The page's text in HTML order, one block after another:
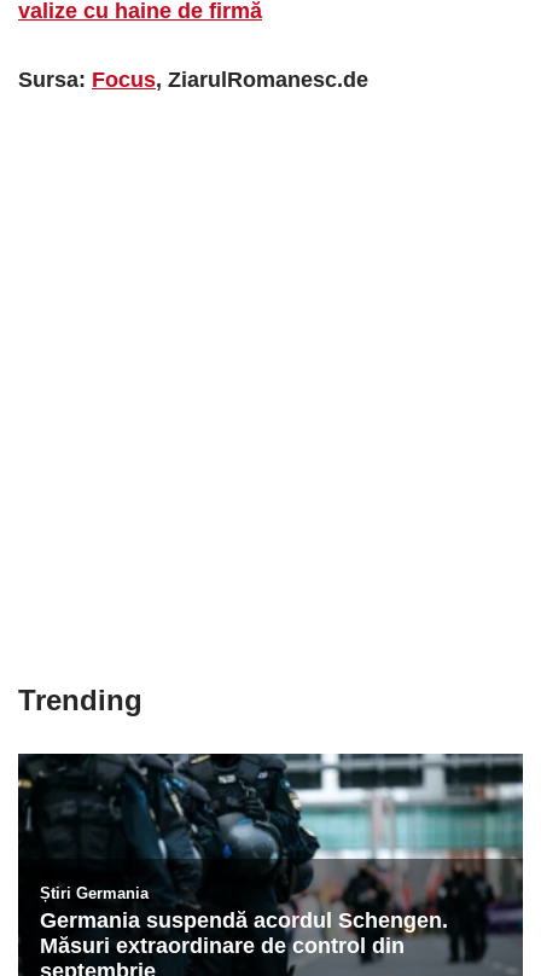
valize cu haine de firmă
Sursa: Focus, ZiarulRomanesc.de
Trending